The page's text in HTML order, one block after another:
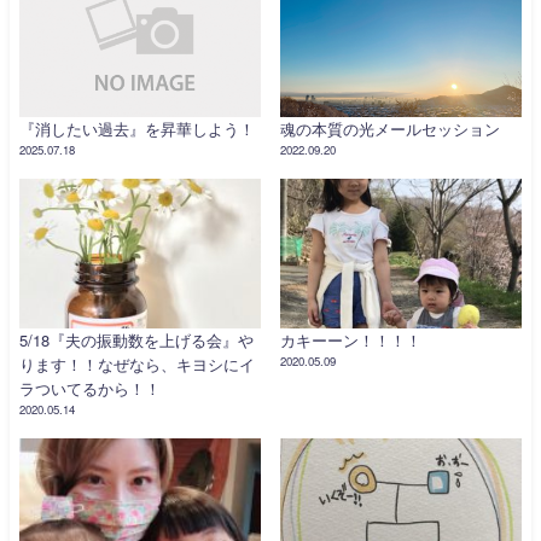
『消したい過去』を昇華しよう！
2025.07.18
魂の本質の光メールセッション
2022.09.20
5/18『夫の振動数を上げる会』や
ります！！なぜなら、キヨシにイ
ラついてるから！！
2020.05.14
カキーーン！！！！
2020.05.09